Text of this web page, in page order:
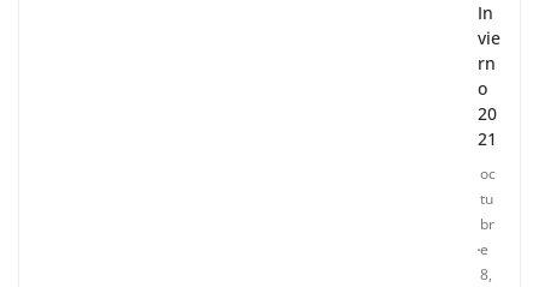
In
vie
rn
o
20
21
oc
tu
br
e
8,